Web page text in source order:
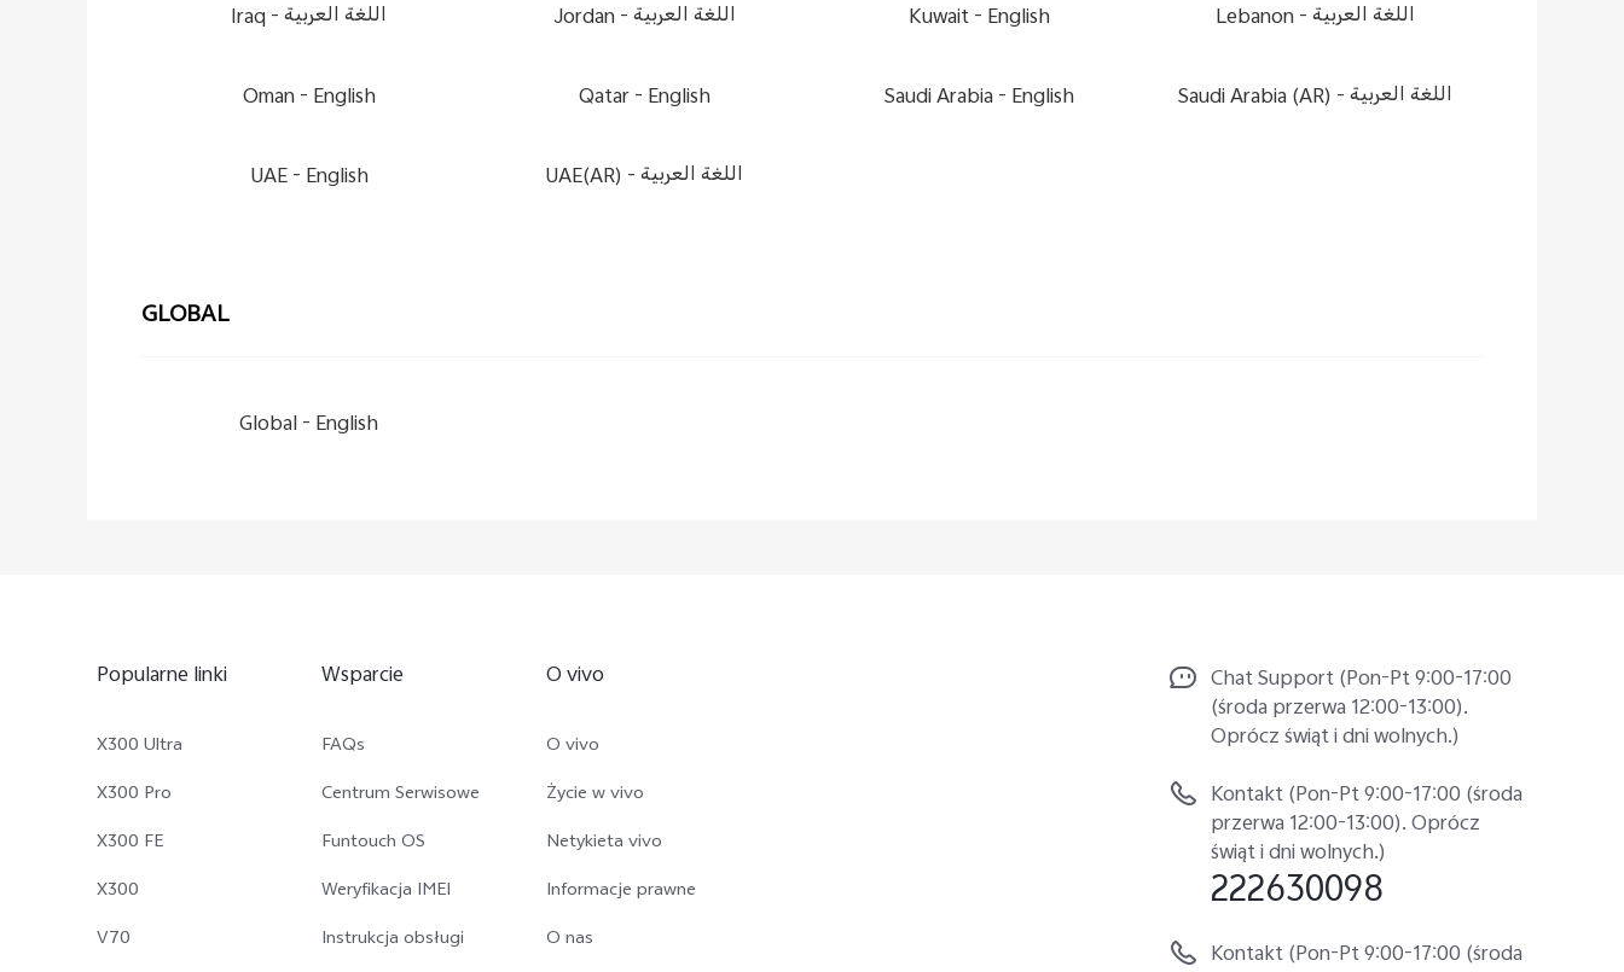
Iraq -اللغة العربية Jordan -اللغة العربية Kuwait - English Lebanon -اللغة العربية
Oman - English Qatar - English Saudi Arabia - English Saudi Arabia (AR) -اللغة العربية
UAE - English UAE(AR) -اللغة العربية
GLOBAL
Global - English
Popularne linki
X300 Ultra
X300 Pro
X300 FE
X300
V70
Wsparcie
FAQs
Centrum Serwisowe
Funtouch OS
Weryfikacja IMEI
Instrukcja obsługi
O vivo
O vivo
Życie w vivo
Netykieta vivo
Informacje prawne
O nas
Chat Support (Pon-Pt 9:00-17:00
(środa przerwa 12:00-13:00).
Oprócz świąt i dni wolnych.)
Kontakt (Pon-Pt 9:00-17:00 (środa
przerwa 12:00-13:00). Oprócz
świąt i dni wolnych.)
222630098
Kontakt (Pon-Pt 9:00-17:00 (środa